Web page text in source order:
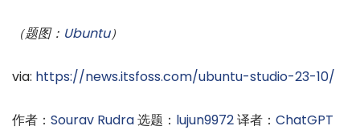
（题图： Ubuntu）
via: https://news.itsfoss.com/ubuntu-studio-23-10/
作者： Sourav Rudra选题： lujun9972译者： ChatGPT